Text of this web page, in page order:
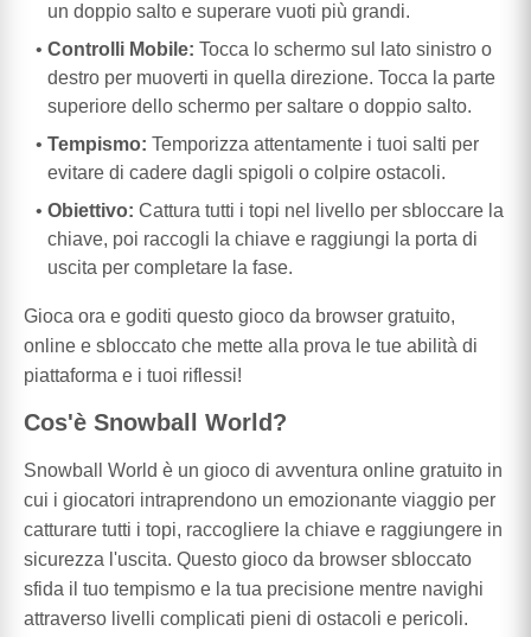
un doppio salto e superare vuoti più grandi.
Controlli Mobile: Tocca lo schermo sul lato sinistro o
destro per muoverti in quella direzione. Tocca la parte
superiore dello schermo per saltare o doppio salto.
Tempismo: Temporizza attentamente i tuoi salti per
evitare di cadere dagli spigoli o colpire ostacoli.
Obiettivo: Cattura tutti i topi nel livello per sbloccare la
chiave, poi raccogli la chiave e raggiungi la porta di
uscita per completare la fase.
Gioca ora e goditi questo gioco da browser gratuito,
online e sbloccato che mette alla prova le tue abilità di
piattaforma e i tuoi riflessi!
Cos'è Snowball World?
Snowball World è un gioco di avventura online gratuito in
cui i giocatori intraprendono un emozionante viaggio per
catturare tutti i topi, raccogliere la chiave e raggiungere in
sicurezza l'uscita. Questo gioco da browser sbloccato
sfida il tuo tempismo e la tua precisione mentre navighi
attraverso livelli complicati pieni di ostacoli e pericoli.